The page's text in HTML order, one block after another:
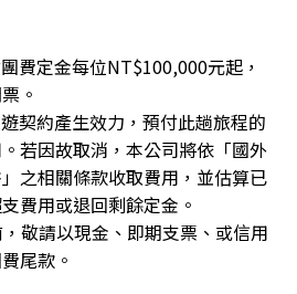
費定金每位NT$100,000元起，
。
契約產生效力，預付此趟旅程的
若因故取消，本公司將依「國外
之相關條款收取費用，並估算已
費用或退回剩餘定金。
敬請以現金、即期支票、或信用
尾款。